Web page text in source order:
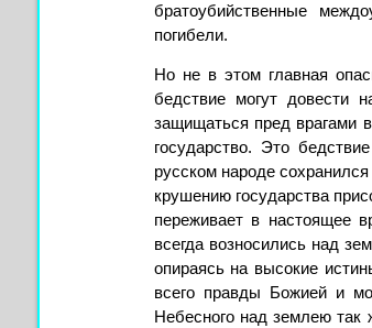
братоубийственные
погибели.
Но не в этом главная
бедствие могут довести
защищаться пред врагами
государство. Это
русском народе
крушению государства
переживает в настоящее
всегда возносились над
опираясь на высокие
всего правды Божией и
Небесного над землею так